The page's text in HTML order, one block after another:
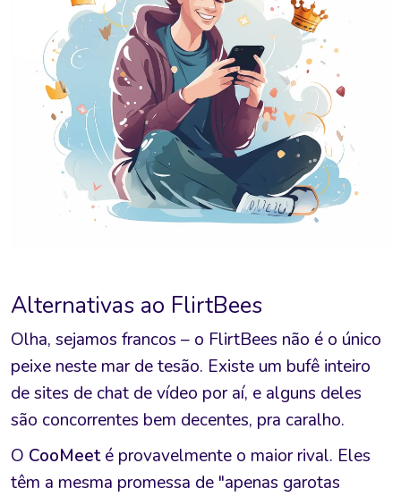
Alternativas ao FlirtBees
Olha, sejamos francos – o FlirtBees não é o único
peixe neste mar de tesão. Existe um bufê inteiro
de sites de chat de vídeo por aí, e alguns deles
são concorrentes bem decentes, pra caralho.
O CooMeeté provavelmente o maior rival. Eles
têm a mesma promessa de "apenas garotas